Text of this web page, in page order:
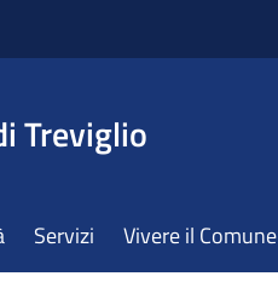
Treviglio
Servizi Vivere il Comune